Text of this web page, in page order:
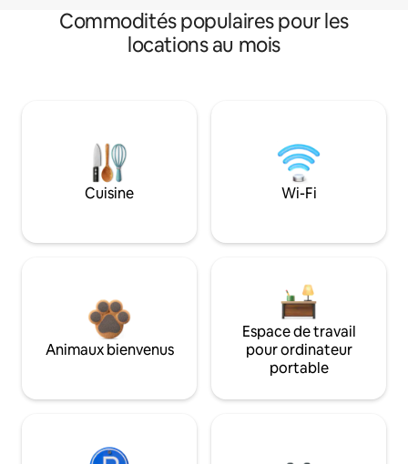
Commodités populaires pour les
locations au mois
Cuisine Wi-Fi
Animaux bienvenus
Espace de travail
pour ordinateur
portable